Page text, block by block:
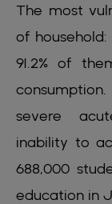
The most
of household:
91.2% of
severe
inability to
688,000
education in